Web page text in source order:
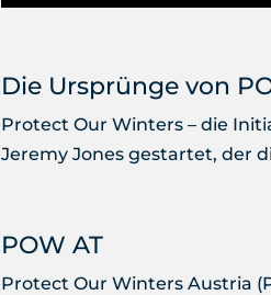
Die Ursprünge von
Protect Our Winters – die
Jeremy Jones gestartet, der
POW AT
Protect Our Winters Austria